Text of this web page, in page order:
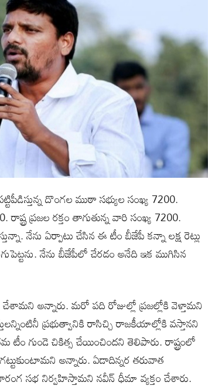
దొంగల ముఠా సభ్యుల సంఖ్య 7200.
ప్రజల రక్తం తాగుతున్న వారి సంఖ్య 7200.
నేను ఏర్పాటు చేసిన ఈ టీం బీజేపీ కన్నా లక్ష రెట్లు
నేను బీజేపీలో చేరడం అనేది ఇక ముగిసిన
అన్నారు. మరో పది రోజుల్లో ప్రజల్లోకి వెళ్తామని
ప్రభుత్వానికి రాసిచ్చి రాజకీయాల్లోకి వస్తానని
టీం గుండె చికిత్స చేయించిందని తెలిపారు. రాష్ట్రంలో
అన్నారు. ఏడాదిన్నర తరువాత
సభ నిర్వహిస్తామని నవీన్ ధీమా వ్యక్తం చేశారు.